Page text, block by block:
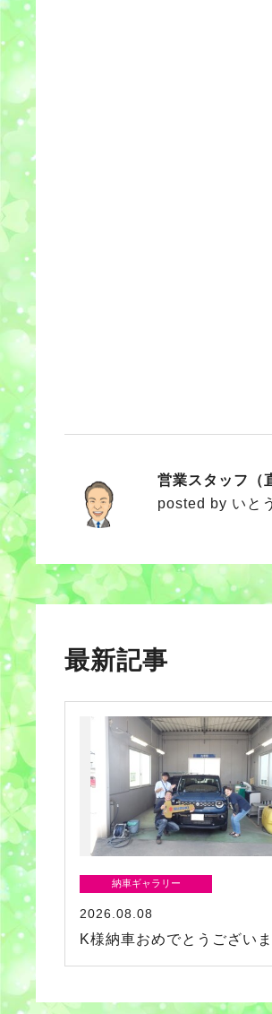
いとう
営業スタッフ（
posted by いとう
最新記事
納車ギャラリー
2026.08.08
K様納車おめでとうございま